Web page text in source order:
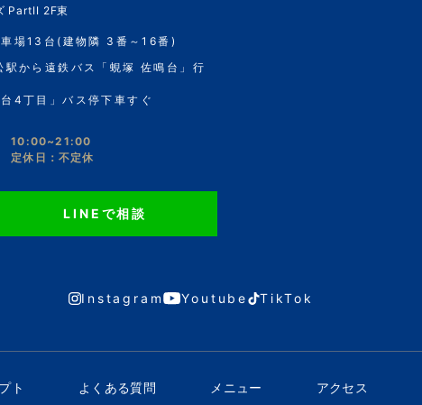
PartII 2F東
場13台(建物隣 3番～16番)
駅から遠鉄バス「蜆塚 佐鳴台」行
台4丁目」バス停下車すぐ
10:00~21:00
定休日：不定休
LINEで相談
Instagram Youtube TikTok
ト よくある質問 メニュー アクセス